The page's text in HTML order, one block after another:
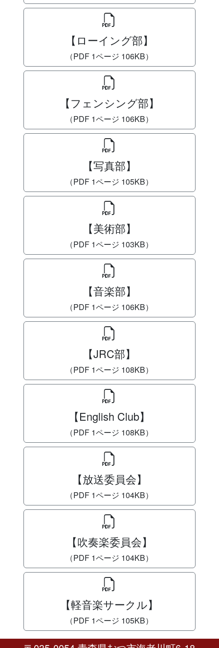
【ローイング部】
（PDF 1ページ 106KB）
【フェンシング部】
（PDF 1ページ 106KB）
【写真部】
（PDF 1ページ 105KB）
【美術部】
（PDF 1ページ 103KB）
【音楽部】
（PDF 1ページ 106KB）
【JRC部】
（PDF 1ページ 108KB）
【English Club】
（PDF 1ページ 108KB）
【放送委員会】
（PDF 1ページ 104KB）
【吹奏楽委員会】
（PDF 1ページ 104KB）
【軽音楽サークル】
（PDF 1ページ 105KB）